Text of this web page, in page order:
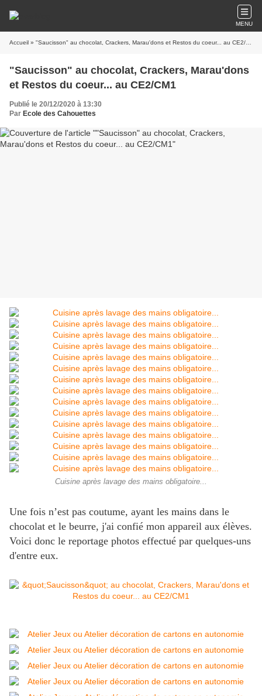
MENU
Accueil » "Saucisson" au chocolat, Crackers, Marau'dons et Restos du coeur... au CE2/CM1
"Saucisson" au chocolat, Crackers, Marau'dons
et Restos du coeur... au CE2/CM1
Publié le 20/12/2020 à 13:30
Par Ecole des Cahouettes
Cuisine après lavage des mains obligatoire...
Une fois n’est pas coutume, ayant les mains dans le
chocolat et le beurre, j'ai confié mon appareil aux élèves.
Voici donc le reportage photos effectué par quelques-uns
d'entre eux.